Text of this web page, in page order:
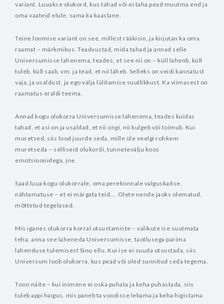
variant. Luuakse olukord, kus tahad või ei taha pead muutma end ja
oma vaateid elule, sama ka kaaslane.
Teine loomise variant on see, millest rääkisin, ja kirjutan ka oma
raamat – märkmikus. Teadvustad, mida tahad ja annad selle
Universumisse lahenema, teades, et see nii on – küll lahenb, küll
tuleb, küll saab, vm. ja tead, et nii läheb. Selleks on veidi kannatust
vaja, ja usaldust, ja ego välja lülitamise suutlikkust. Ka viimasest on
raamatus eraldi teema.
Annad kogu olukorra Universumisse lahenema, teades kuidas
tahad, et asi on ja usaldad, et nii ongi, nii kulgeb või toimub. Kui
muretsed, siis lood juurde seda, mille üle veelgi rohkem
muretseda – selliseid olukordi, tunnetevälju koos
emotsioonidega, jne.
Saad luua kogu olukorrale, oma perekonnale valguskaitse,
nähtamatuse – et ei märgata teid…. Olete nende jaoks olematud,
mõttetud tegelased.
Mis iganes olukorra korral otsustamiste – valikute ise suutmata
teha, anna see laheneda Universumisse, taotlusega parima
lahenduse tulemisest Sinu ellu. Kui ise ei suuda otsustada, siis
Universum loob olukorra, kus pead või oled sunnitud seda tegema.
Toon näite – kui inimene ei oska puhata ja keha puhastada, siis
tuleb appi haigus, mis paneb ta voodisse lebama ja keha higistama